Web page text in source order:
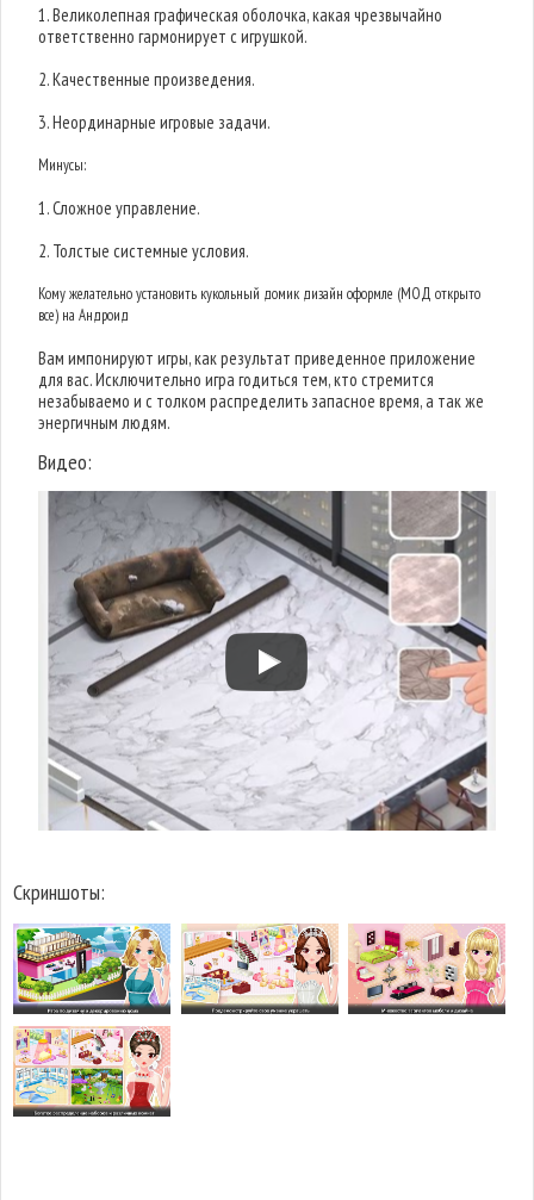
1. Великолепная графическая оболочка, какая чрезвычайно
ответственно гармонирует с игрушкой.
2. Качественные произведения.
3. Неординарные игровые задачи.
Минусы:
1. Сложное управление.
2. Толстые системные условия.
Кому желательно установить кукольный домик дизайн оформле (МОД открыто
все) на Андроид
Вам импонируют игры, как результат приведенное приложение
для вас. Исключительно игра годиться тем, кто стремится
незабываемо и с толком распределить запасное время, а так же
энергичным людям.
Видео:
Скриншоты: